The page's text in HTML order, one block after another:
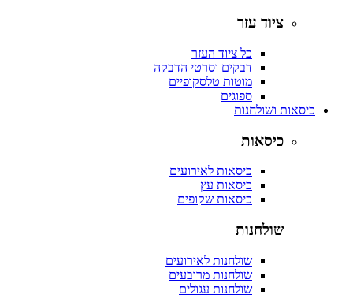
ציוד עזר
כל ציוד העזר
דבקים וסרטי הדבקה
מוטות טלסקופיים
ספוגים
כיסאות ושולחנות
כיסאות
כיסאות לאירועים
כיסאות עץ
כיסאות שקופים
שולחנות
שולחנות לאירועים
שולחנות מרובעים
שולחנות עגולים